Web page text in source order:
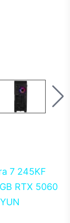
7 245KF
RTX 5060